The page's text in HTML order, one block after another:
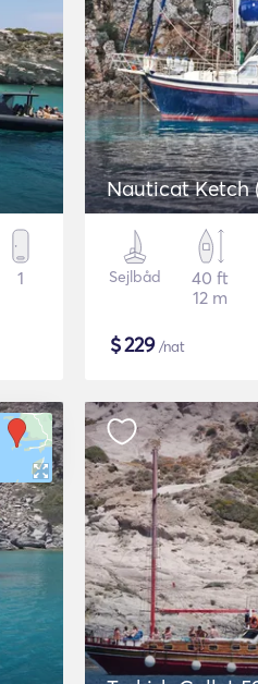
1
Nauticat Ketch
Sejlbåd
40 ft
12 m
$229/nat